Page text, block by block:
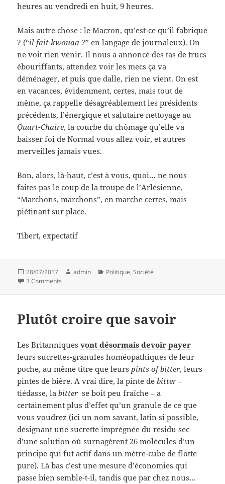
heures au vendredi en huit, 9 heures.
Mais autre chose : le Macron, qu’est-ce qu’il fabrique
? (“il fait kwouaa ?” en langage de journaleux). On
ne voit rien venir. Il nous a annoncé des tas de trucs
ébouriffants, attendez voir les mecs ça va
déménager, et puis que dalle, rien ne vient. On est
en vacances, évidemment, certes, mais tout de
même, ça rappelle désagréablement les présidents
précédents, l’énergique et salutaire nettoyage au
Quart-Chaire, la courbe du chômage qu’elle va
baisser foi de Normal vous allez voir, et autres
merveilles jamais vues.
Bon, alors, là-haut, c’est à vous, quoi… ne nous
faites pas le coup de la troupe de l’Arlésienne,
“Marchons, marchons”, en marche certes, mais
piétinant sur place.
Tibert, expectatif
Posted
on
28/07/2017 Author
admin Categories
Politique,Société
3 Comments
Plutôt croire que savoir
Les Britanniquesvont désormais devoir payer
leurs sucrettes-granules homéopathiques de leur
poche, au même titre que leurspints of bitter, leurs
pintes de bière. A vrai dire, la pinte debitter –
tiédasse, labitter se boit peu fraîche – a
certainement plus d’effet qu’un granule de ce que
vous voudrez (ici un nom savant, latin si possible,
désignant une sucrette imprégnée du résidu sec
d’une solution où surnagèrent 26 molécules d’un
principe qui fut actif dans un mètre-cube de flotte
pure). Là bas c’est une mesure d’économies qui
passe bien semble-t-il, tandis que par chez nous…